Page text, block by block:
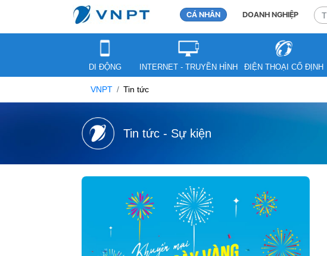
CÁ NHÂN DOANH NGHIỆP
DI ĐỘNG INTERNET - TRUYỀN HÌNH ĐIỆN THOẠI CỐ ĐỊNH
VNPT Tin tức
Tin tức - Sự kiện